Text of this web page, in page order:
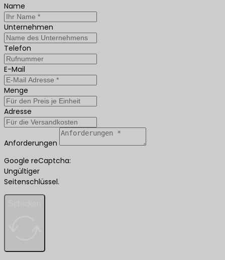
Name
Unternehmen
Telefon
E-Mail
Menge
Adresse
Anforderungen
Google reCaptcha:
Ungültiger
Seitenschlüssel.